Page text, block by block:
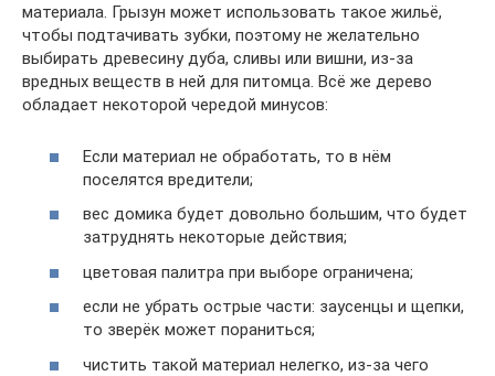
материала. Грызун может использовать такое жильё,
чтобы подтачивать зубки, поэтому не желательно
выбирать древесину дуба, сливы или вишни, из-за
вредных веществ в ней для питомца. Всё же дерево
обладает некоторой чередой минусов:
Если материал не обработать, то в нём
поселятся вредители;
вес домика будет довольно большим, что будет
затруднять некоторые действия;
цветовая палитра при выборе ограничена;
если не убрать острые части: заусенцы и щепки,
то зверёк может пораниться;
чистить такой материал нелегко, из-за чего